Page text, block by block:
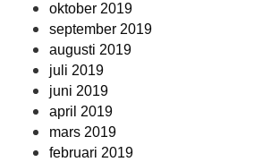
oktober 2019
september 2019
augusti 2019
juli 2019
juni 2019
april 2019
mars 2019
februari 2019